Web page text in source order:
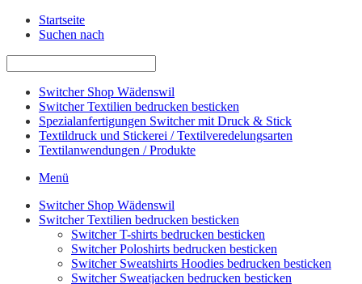
Startseite
Suchen nach
Switcher Shop Wädenswil
Switcher Textilien bedrucken besticken
Spezialanfertigungen Switcher mit Druck & Stick
Textildruck und Stickerei / Textilveredelungsarten
Textilanwendungen / Produkte
Menü
Switcher Shop Wädenswil
Switcher Textilien bedrucken besticken
Switcher T-shirts bedrucken besticken
Switcher Poloshirts bedrucken besticken
Switcher Sweatshirts Hoodies bedrucken besticken
Switcher Sweatjacken bedrucken besticken